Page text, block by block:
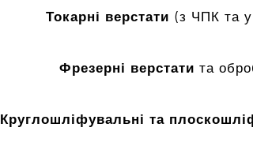
Токарні верстати (з ЧПК та
Фрезерні верстати та
Круглошліфувальні та